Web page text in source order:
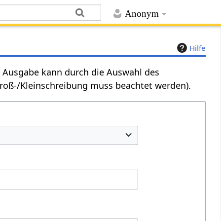
Anonym
Hilfe
kann durch die Auswahl des
Kleinschreibung muss beachtet werden).